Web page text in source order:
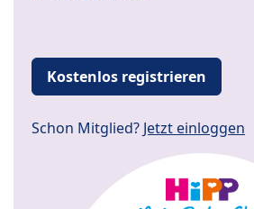
Kostenlos registrieren
Schon Mitglied? Jetzt einloggen